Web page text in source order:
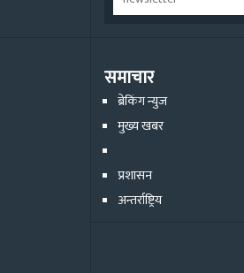
समाचार
ब्रेकिंग न्युज
मुख्य खबर
प्रशासन
अन्तर्राष्ट्रिय